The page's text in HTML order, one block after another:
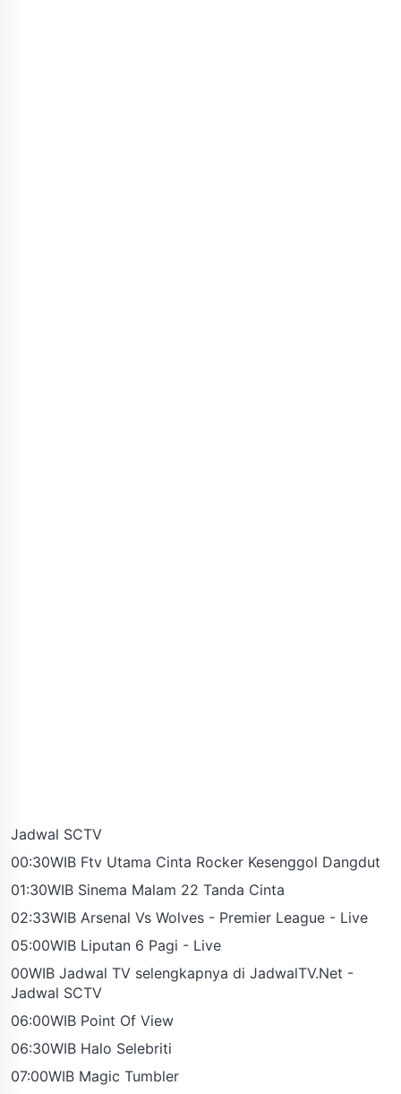
Jadwal SCTV
00:30WIB Ftv Utama Cinta Rocker Kesenggol Dangdut
01:30WIB Sinema Malam 22 Tanda Cinta
02:33WIB Arsenal Vs Wolves - Premier League - Live
05:00WIB Liputan 6 Pagi - Live
00WIB Jadwal TV selengkapnya di JadwalTV.Net -
Jadwal SCTV
06:00WIB Point Of View
06:30WIB Halo Selebriti
07:00WIB Magic Tumbler